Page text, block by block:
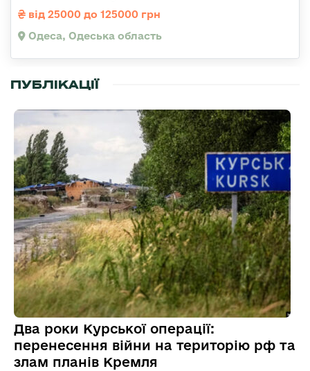
від 25000 до 125000 грн
Одеса, Одеська область
ПУБЛІКАЦІЇ
Два роки Курської операції:
перенесення війни на територію рф та
злам планів Кремля